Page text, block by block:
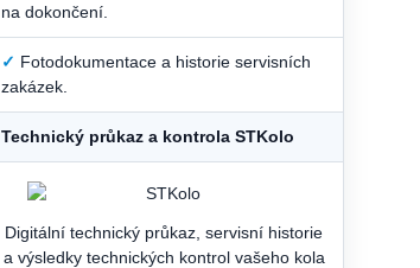
na dokončení.
✓ Fotodokumentace a historie servisních
zakázek.
Technický průkaz a kontrola STKolo
Digitální technický průkaz, servisní historie
a výsledky technických kontrol vašeho kola